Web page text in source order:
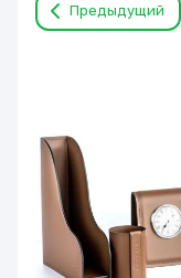
Предыдущий